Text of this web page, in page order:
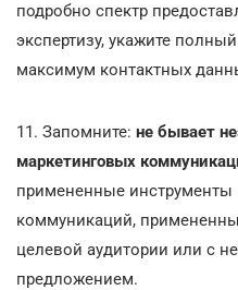
подробно спектр
экспертизу, укажите
максимум контактных
11. Запомните: не бывает
маркетинговых
примененные инструменты
коммуникаций,
целевой аудитории или с
предложением.